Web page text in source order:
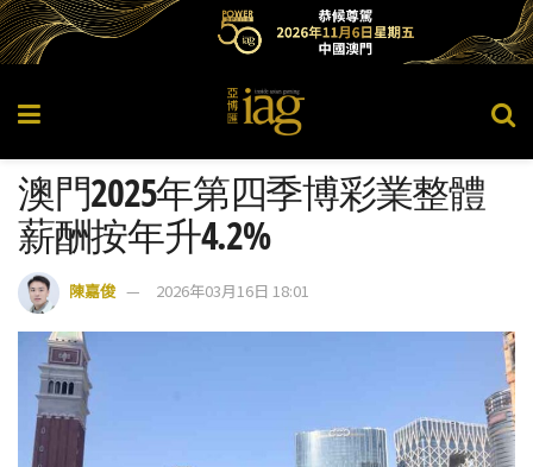
澳門2025年第四季博彩業整體
薪酬按年升4.2%
陳嘉俊 2026年03月16日 18:01